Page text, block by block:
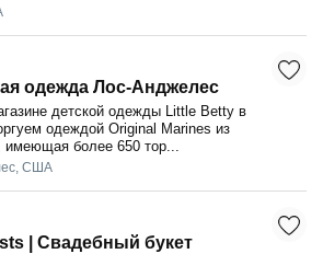
одежда Лос-Анджелес
детской одежды Little Betty в
одеждой Original Marines из
имеющая более 650 тор...
США
| Свадебный букет